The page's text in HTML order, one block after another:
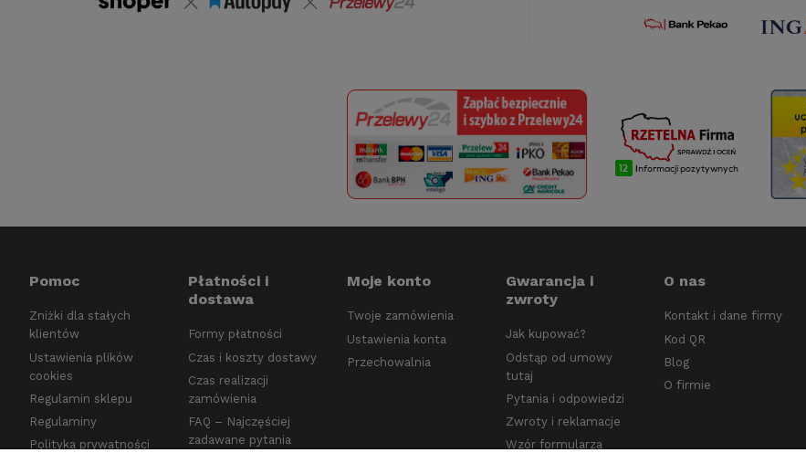
Pomoc
Zniżki dla stałych
klientów
Ustawienia plików
cookies
Regulamin sklepu
Regulaminy
Polityka prywatności
Płatności i
dostawa
Formy płatności
Czas i koszty dostawy
Czas realizacji
zamówienia
FAQ – Najczęściej
zadawane pytania
Moje konto
Twoje zamówienia
Ustawienia konta
Przechowalnia
Gwarancja i
zwroty
Jak kupować?
Odstąp od umowy
tutaj
Pytania i odpowiedzi
Zwroty i reklamacje
Wzór formularza
O nas
Kontakt i dane firmy
Kod QR
Blog
O firmie